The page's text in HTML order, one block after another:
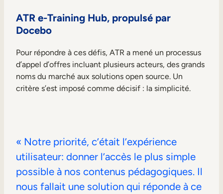
ATR e-Training Hub, propulsé par
Docebo
Pour répondre à ces défis, ATR a mené un processus
d’appel d’offres incluant plusieurs acteurs, des grands
noms du marché aux solutions open source. Un
critère s’est imposé comme décisif : la simplicité.
« Notre priorité, c’était l’expérience
utilisateur: donner l’accès le plus simple
possible à nos contenus pédagogiques. Il
nous fallait une solution qui réponde à ce